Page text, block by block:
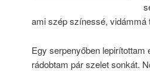
ami szép színessé, vidámmá
Egy serpenyőben
rádobtam pár szelet sonkát.